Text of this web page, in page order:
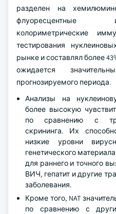
разделен на
флуоресцентные
колориметрические
тестирования
рынке и составлял более
ожидается
прогнозируемого периода.
Анализы на
более высокую
по сравнению с
скрининга. Их
низкие уровни
генетического
для раннего и точного
ВИЧ, гепатит и другие
заболевания.
Кроме того, NAT
по сравнению с